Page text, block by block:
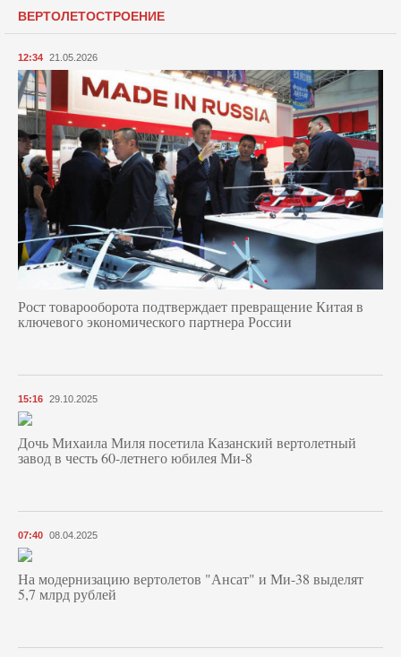
ВЕРТОЛЕТОСТРОЕНИЕ
12:34 21.05.2026
Рост товарооборота подтверждает превращение Китая в
ключевого экономического партнера России
15:16 29.10.2025
Дочь Михаила Миля посетила Казанский вертолетный
завод в честь 60-летнего юбилея Ми-8
07:40 08.04.2025
На модернизацию вертолетов "Ансат" и Ми-38 выделят
5,7 млрд рублей